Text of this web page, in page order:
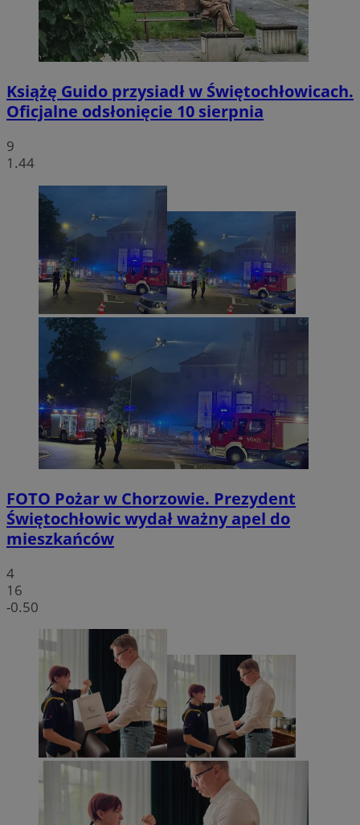
Książę Guido przysiadł w Świętochłowicach.
Oficjalne odsłonięcie 10 sierpnia
9
1.44
FOTO Pożar w Chorzowie. Prezydent
Świętochłowic wydał ważny apel do
mieszkańców
4
16
-0.50